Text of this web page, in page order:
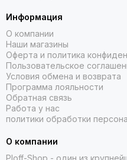
Информация
О компании
Наши магазины
Оферта и политика
Пользовательское
Условия обмена и возврата
Программа лояльности
Обратная связь
Работа у нас
политики обработки
О компании
Ploff-Shop - один из